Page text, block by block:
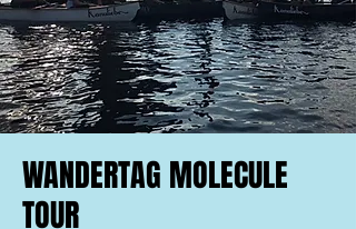
WANDERTAG MOLECULE
TOUR